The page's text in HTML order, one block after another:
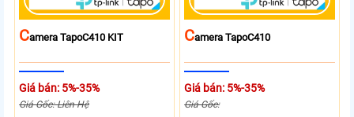
CAmera TapoC410 KIT
Giá bán: 5%-35%
Giá Gốc: Liên Hệ
CAmera TapoC410
Giá bán: 5%-35%
Giá Gốc: